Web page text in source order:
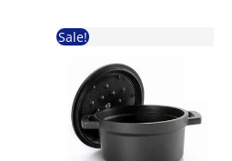
Sale!